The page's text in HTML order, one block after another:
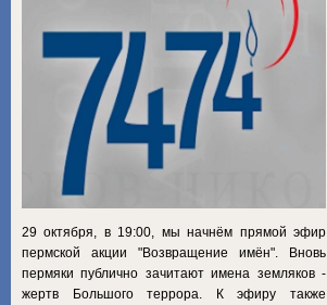
29 октября, в 19:00, мы начнём прямой эфир
пермской акции "Возвращение имён". Вновь
пермяки публично зачитают имена земляков -
жертв Большого террора. К эфиру также